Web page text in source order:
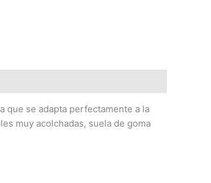
que se adapta perfectamente a la
muy acolchadas, suela de goma